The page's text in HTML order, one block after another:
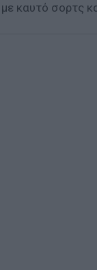
καυτό σορτς